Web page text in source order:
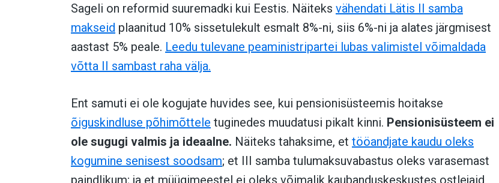
Sageli on reformid suuremadki kui Eestis. Näiteks vähendati Lätis II samba
makseid plaanitud 10% sissetulekult esmalt 8%-ni, siis 6%-ni ja alates järgmisest
aastast 5% peale. Leedu tulevane peaministripartei lubas valimistel võimaldada
võtta II sambast raha välja.
Ent samuti ei ole kogujate huvides see, kui pensionisüsteemis hoitakse
õiguskindluse põhimõttele tuginedes muudatusi pikalt kinni. Pensionisüsteem ei
ole sugugi valmis ja ideaalne. Näiteks tahaksime, et tööandjate kaudu oleks
kogumine senisest soodsam; et III samba tulumaksuvabastus oleks varasemast
paindlikum; ja et müügimeestel ei oleks võimalik kaubanduskeskustes ostlejaid